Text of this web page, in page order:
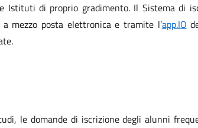
Istituti di proprio gradimento. Il Sistema di
mezzo posta elettronica e tramite l’app.IO
le domande di iscrizione degli alunni